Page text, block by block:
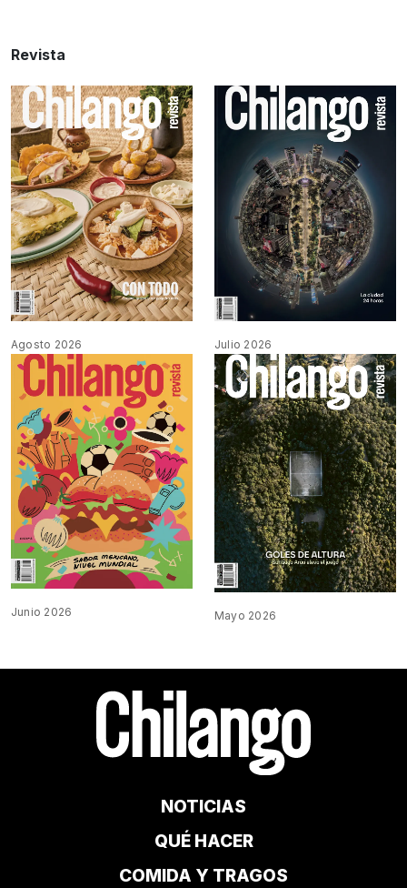
Revista
Agosto 2026 Julio 2026
Junio 2026 Mayo 2026
NOTICIAS
QUÉ HACER
COMIDA Y TRAGOS